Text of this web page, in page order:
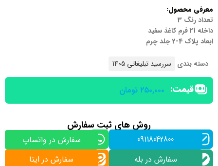
معرفی محصول:
تعداد رنگ 3
داخله 21 فرم کاغذ سفید
ابعاد پلاک 4-2 جلد چرم
دسته بندی سررسید تبلیغاتی 1405
قیمت: ۲۵۰,۰۰۰ تومان
روش های ثبت سفارش
09118042800
سفارش در واتساپ
سفارش در بله
سفارش در ایتا